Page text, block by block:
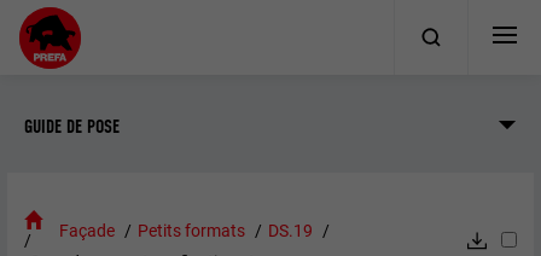
GUIDE DE POSE
Façade Petits formats
DS.19